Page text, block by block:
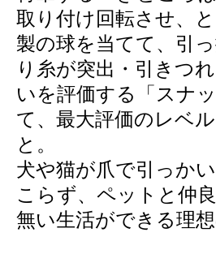
取り付け回転させ、
製の球を当てて、引
り糸が突出・引きつ
いを評価する「スナ
て、最大評価のレベ
と。
犬や猫が爪で引っか
こらず、ペットと仲
無い生活ができる理想